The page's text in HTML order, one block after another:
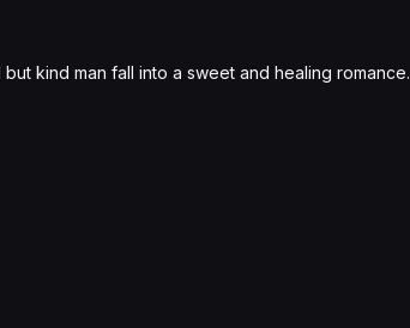
kind man fall into a sweet and healing romance.